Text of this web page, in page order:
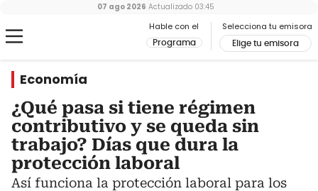
Hable con el
Programa
Selecciona tu emisora
Elige tu emisora
07 ago 2026 Actualizado 03:45
Economía
¿Qué pasa si tiene régimen
contributivo y se queda sin
trabajo? Días que dura la
protección laboral
Así funciona la protección laboral para los